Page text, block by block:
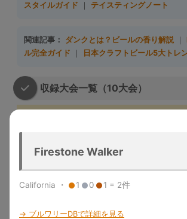
Firestone Walker
California ・ 1 0 1 = 2件
→ ブルワリーDBで詳細を見る
スタイルガイド
テイスティングノート
関連記事： ダンクとは？ビールの香り解説
ル完全ガイド
日本クラフトビール5大トレ
収録大会一覧（10大会）
Great
Beer Festival
2025
Beer Awards
AIBA
2025
メルボル
ン（豪